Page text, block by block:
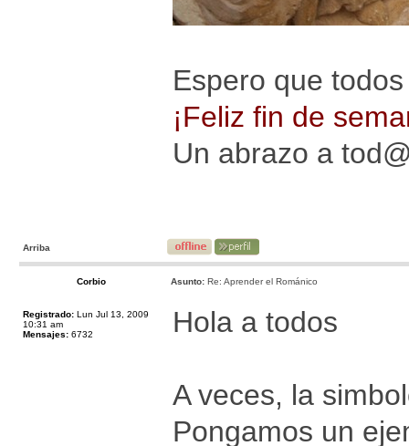
Espero que
¡Feliz fin de
Un abrazo a
Arriba
Corbio Asunto: Re: Aprender el Románico
Registrado: Lun Jul 13, 2009
10:31 am
Mensajes: 6732 Hola a todos
A veces, la
Pongamos un